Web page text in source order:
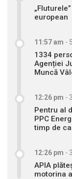
european
11:57 am -
1334
Agenției
Muncă
12:26 pm -
Pentru al
PPC
timp de
12:26 pm -
APIA
motorina